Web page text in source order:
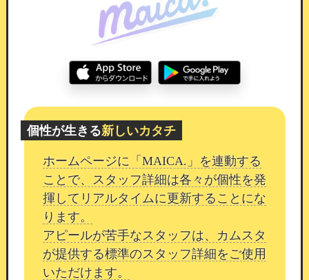
7色の動くマーカーが使えます。
用途に合わせて、さまざまな形でご活用いただけ
ます。
SEOブログ・自社メディア：検索流入を狙っ
たコンテンツ運用
キュレーション
ジの作成
スタッフブログ：スタッフごとのブログ型ペ
ージとして活用
個性が生きる新しいカタチ
ホームページに「MAICA.」を連動する
ことで、スタッフ詳細は各々が個性を発
揮してリアルタイムに更新することにな
ります。
アピールが苦手なスタッフは、カムスタ
が提供する標準のスタッフ詳細をご使用
いただけます。